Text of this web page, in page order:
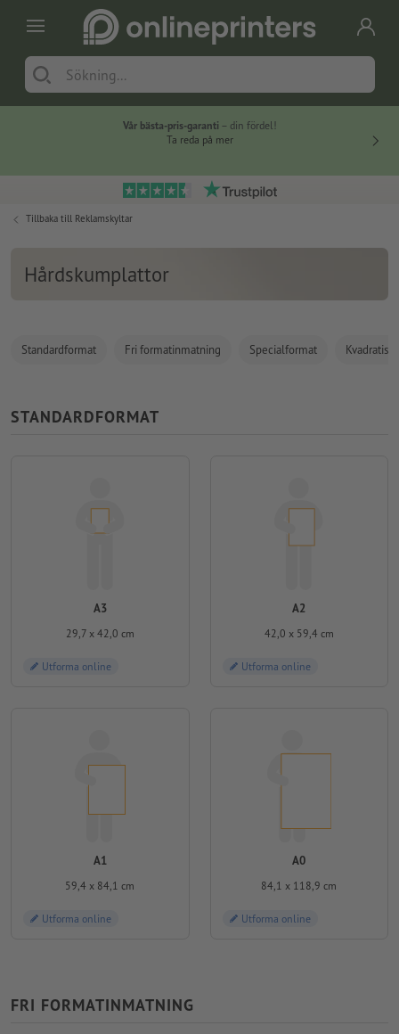
Vår bästa-pris-garanti – din fördel!
Ta reda på mer
Tillbaka till Reklamskyltar
Hårdskumplattor
Standardformat Fri formatinmatning Specialformat
STANDARDFORMAT
A3
29,7 x 42,0 cm
Utforma online
A2
42,0 x 59,4 cm
Utforma online
A1
59,4 x 84,1 cm
Utforma online
A0
84,1 x 118,9 cm
Utforma online
FRI FORMATINMATNING